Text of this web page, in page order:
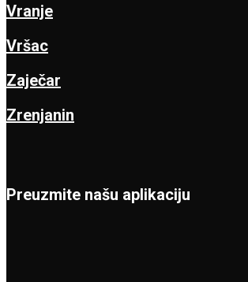
Vranje
Vršac
Zaječar
Zrenjanin
Preuzmite našu aplikaciju